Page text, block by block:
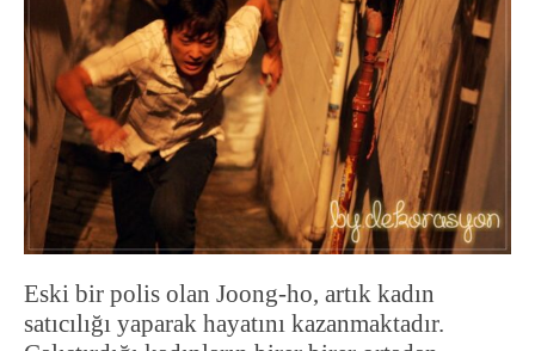
Eski bir polis olan Joong-ho, artık kadın
satıcılığı yaparak hayatını kazanmaktadır.